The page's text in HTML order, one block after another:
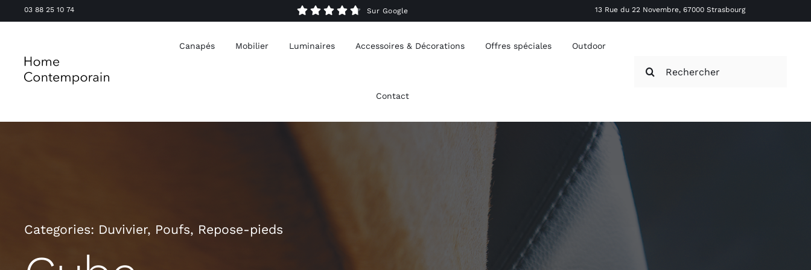
Passer
au
03 88 25 10 74 Sur Google 13 Rue du 22 Novembre, 67000 Strasbourg
Canapés Mobilier Luminaires Accessoires & Décorations Offres spéciales Outdoor
Contact
Categories: Duvivier, Poufs, Repose-pieds